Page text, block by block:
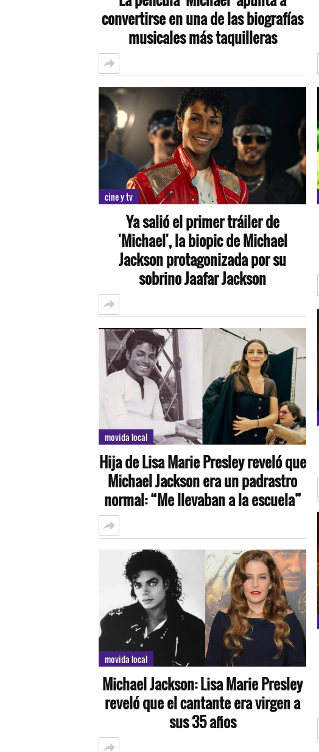
convertirse en una de las biografías
musicales más taquilleras
cine y tv
Ya salió el primer tráiler de
'Michael', la biopic de Michael
Jackson protagonizada por su
sobrino Jaafar Jackson
movida local
Hija de Lisa Marie Presley reveló que
Michael Jackson era un padrastro
normal: “Me llevaban a la escuela”
movida local
Michael Jackson: Lisa Marie Presley
reveló que el cantante era virgen a
sus 35 años